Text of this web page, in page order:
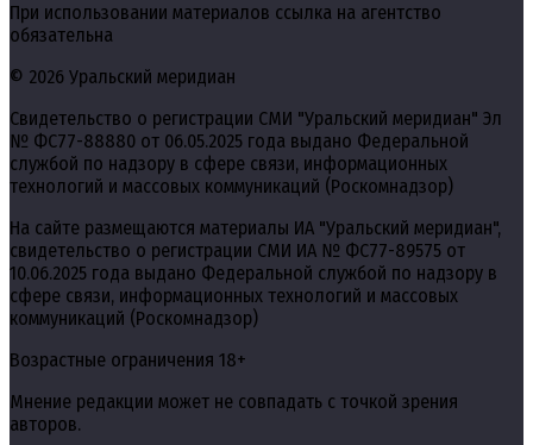
При использовании материалов ссылка на агентство
обязательна
© 2026 Уральский меридиан
Свидетельство о регистрации СМИ "Уральский меридиан" Эл
№ ФС77-88880 от 06.05.2025 года выдано Федеральной
службой по надзору в сфере связи, информационных
технологий и массовых коммуникаций (Роскомнадзор)
На сайте размещаются материалы ИА "Уральский меридиан",
свидетельство о регистрации СМИ ИА № ФС77-89575 от
10.06.2025 года выдано Федеральной службой по надзору в
сфере связи, информационных технологий и массовых
коммуникаций (Роскомнадзор)
Возрастные ограничения 18+
Мнение редакции может не совпадать с точкой зрения
авторов.